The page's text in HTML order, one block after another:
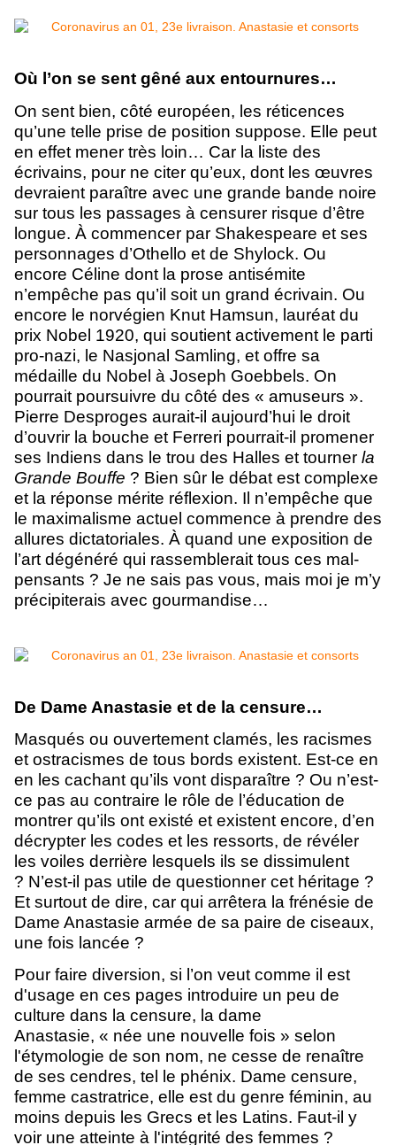
Où l’on se sent gêné aux entournures…
On sent bien, côté européen, les réticences
qu’une telle prise de position suppose. Elle peut
en effet mener très loin… Car la liste des
écrivains, pour ne citer qu’eux, dont les œuvres
devraient paraître avec une grande bande noire
sur tous les passages à censurer risque d’être
longue. À commencer par Shakespeare et ses
personnages d’Othello et de Shylock. Ou
encore Céline dont la prose antisémite
n’empêche pas qu’il soit un grand écrivain. Ou
encore le norvégien Knut Hamsun, lauréat du
prix Nobel 1920, qui soutient activement le parti
pro-nazi, le Nasjonal Samling, et offre sa
médaille du Nobel à Joseph Goebbels. On
pourrait poursuivre du côté des « amuseurs ».
Pierre Desproges aurait-il aujourd’hui le droit
d’ouvrir la bouche et Ferreri pourrait-il promener
ses Indiens dans le trou des Halles et tourner la
Grande Bouffe ? Bien sûr le débat est complexe
et la réponse mérite réflexion. Il n’empêche que
le maximalisme actuel commence à prendre des
allures dictatoriales. À quand une exposition de
l’art dégénéré qui rassemblerait tous ces mal-
pensants ? Je ne sais pas vous, mais moi je m’y
précipiterais avec gourmandise…
De Dame Anastasie et de la censure…
Masqués ou ouvertement clamés, les racismes
et ostracismes de tous bords existent. Est-ce en
en les cachant qu’ils vont disparaître ? Ou n’est-
ce pas au contraire le rôle de l’éducation de
montrer qu’ils ont existé et existent encore, d’en
décrypter les codes et les ressorts, de révéler
les voiles derrière lesquels ils se dissimulent
? N’est-il pas utile de questionner cet héritage ?
Et surtout de dire, car qui arrêtera la frénésie de
Dame Anastasie armée de sa paire de ciseaux,
une fois lancée ?
Pour faire diversion, si l’on veut comme il est
d'usage en ces pages introduire un peu de
culture dans la censure, la dame
Anastasie, « née une nouvelle fois » selon
l'étymologie de son nom, ne cesse de renaître
de ses cendres, tel le phénix. Dame censure,
femme castratrice, elle est du genre féminin, au
moins depuis les Grecs et les Latins. Faut-il y
voir une atteinte à l'intégrité des femmes ?